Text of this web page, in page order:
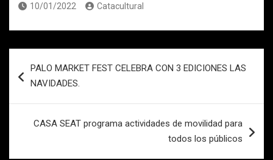
10/01/2022 Catacultural
de
PALO MARKET FEST CELEBRA CON 3 EDICIONES LAS
NAVIDADES.
CASA SEAT programa actividades de movilidad para
todos los públicos